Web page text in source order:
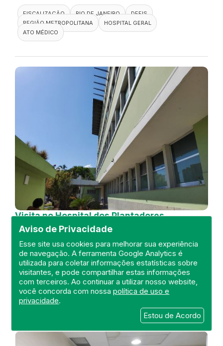
Aviso de Privacidade
Esse site usa cookies para melhorar sua experiência
de navegação. A ferramenta Google Analytics é
utilizada para coletar informações estatísticas sobre
visitantes, e pode compartilhar estas informações
com terceiros. Ao continuar a utilizar nosso website,
você concorda com nossapolítica de uso e
privacidade.
Estou de Acordo
FISCALIZAÇÃO RIO DE JANEIRO
DEFIS
REGIÃO METROPOLITANA
HOSPITAL GERAL
ATO MÉDICO
Visita no Hospital dos Plantadores
de Cana
DEFIS
04 de July de 2024
FISCALIZAÇÃO
RIO DE JANEIRO
HOSPITAL GERAL
ATO MÉDICO
REGIÃO NORTE